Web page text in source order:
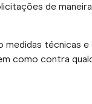
de
medidas técnicas
como contra